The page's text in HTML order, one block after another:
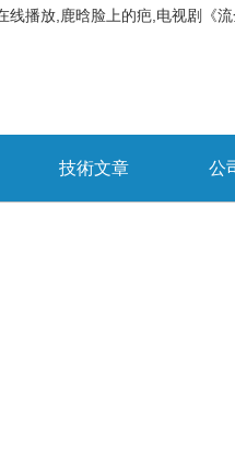
播放,鹿晗脸上的疤,电视剧《
技術文章 公